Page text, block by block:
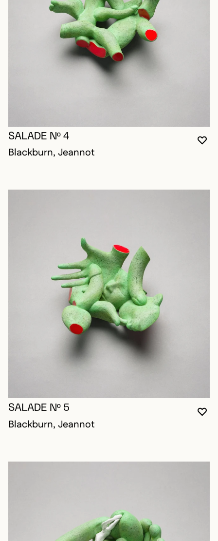
SALADE Nº 4
Blackburn, Jeannot
SALADE Nº 5
Blackburn, Jeannot